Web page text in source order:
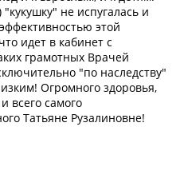
"кукушку" не испугалась и
этой
идет в кабинет с
грамотных Врачей
"по наследству"
Огромного здоровья,
всего самого
Татьяне Рузалиновне!